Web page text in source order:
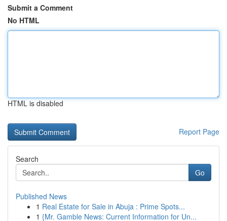
Submit a Comment
No HTML
HTML is disabled
Report Page
Search
Go
Published News
1 Real Estate for Sale in Abuja : Prime Spots...
1 {Mr. Gamble News: Current Information for Un...